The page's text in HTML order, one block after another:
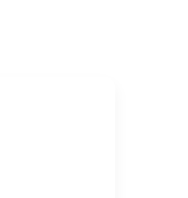
sa carrière